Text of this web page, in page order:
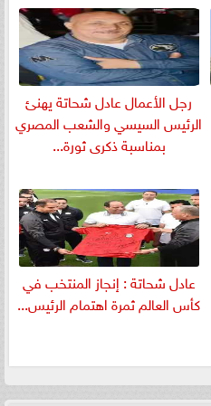
رجل الأعمال عادل شحاتة يهنئ
الرئيس السيسي والشعب المصري
بمناسبة ذكرى ثورة...
عادل شحاتة : إنجاز المنتخب في
كأس العالم ثمرة اهتمام الرئيس...